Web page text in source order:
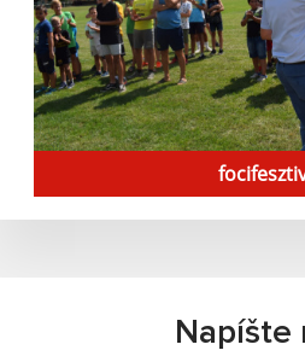
Napíšte